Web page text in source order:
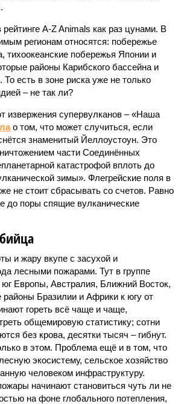
A-Z Animals как раз цунами. В
регионам относятся: побережье
тихо­океанские побережья Японии и
районы Карибского бассейна и
есть в зоне риска уже не только
– не так ли?
извержения супервулканов – «Наша
о том, что может случиться, если
знаменитый Йеллоустоун. Это
части Соединённых
катастрофой вплоть до
зимы». Флегрейские поля в
не стоит сбрасывать со счетов. Равно
до поры спящие вулканические
и жару вкупе с засухой и
лесными пожарами. Тут в группе
Европы, Австралия, Ближний Восток,
районы Бразилии и Африки к югу от
гореть всё чаще и чаще,
общемировую статистику; сотни
без крова, десятки тысяч – гибнут.
в этом. Проблема ещё и в том, что
экосистему, сельское хозяйство
человеком инфраструктуру.
начинают становиться чуть ли не
на фоне глобального потепления,